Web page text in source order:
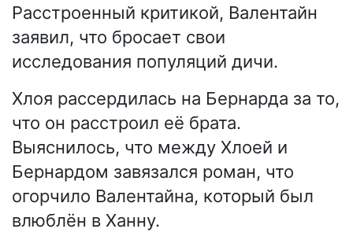
Расстроенный критикой, Валентайн
заявил, что бросает свои
исследования популяций дичи.
Хлоя рассердилась на Бернарда за то,
что он расстроил её брата.
Выяснилось, что между Хлоей и
Бернардом завязался роман, что
огорчило Валентайна, который был
влюблён в Ханну.